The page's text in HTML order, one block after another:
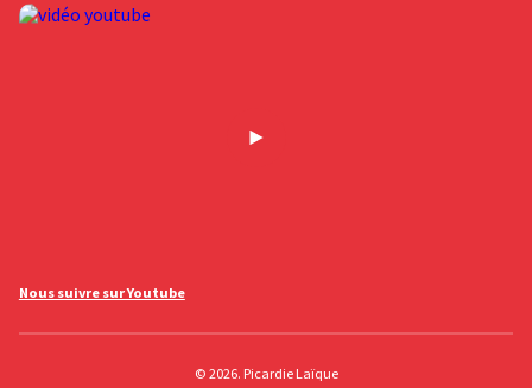
Nous suivre sur Youtube
© 2026. Picardie Laïque